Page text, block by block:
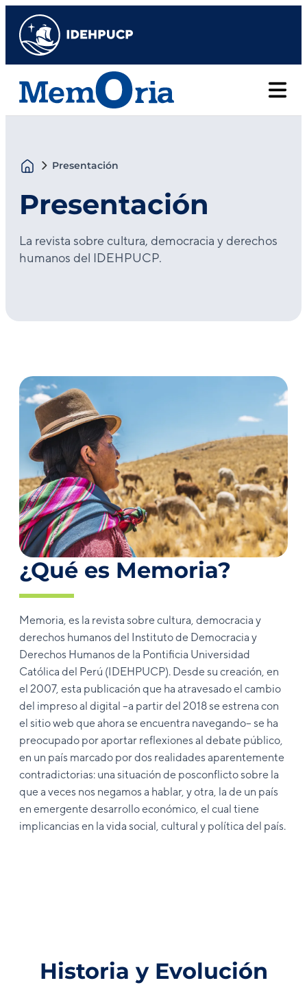
Presentación
Presentación
La revista sobre cultura, democracia y derechos
humanos del IDEHPUCP.
¿Qué es Memoria?
Memoria, es la revista sobre cultura, democracia y
derechos humanos del Instituto de Democracia y
Derechos Humanos de la Pontificia Universidad
Católica del Perú (IDEHPUCP). Desde su creación, en
el 2007, esta publicación que ha atravesado el cambio
del impreso al digital –a partir del 2018 se estrena con
el sitio web que ahora se encuentra navegando– se ha
preocupado por aportar reflexiones al debate público,
en un país marcado por dos realidades aparentemente
contradictorias: una situación de posconflicto sobre la
que a veces nos negamos a hablar, y otra, la de un país
en emergente desarrollo económico, el cual tiene
implicancias en la vida social, cultural y política del país.
Historia y Evolución